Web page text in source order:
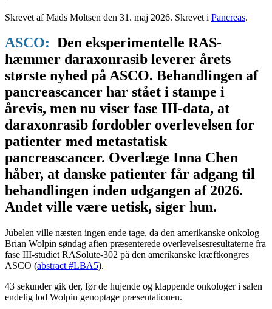
Skrevet af Mads Moltsen den 31. maj 2026. Skrevet i Pancreas.
ASCO: Den eksperimentelle RAS-
hæmmer daraxonrasib leverer årets
største nyhed på ASCO. Behandlingen af
pancreascancer har stået i stampe i
årevis, men nu viser fase III-data, at
daraxonrasib fordobler overlevelsen for
patienter med metastatisk
pancreascancer. Overlæge Inna Chen
håber, at danske patienter får adgang til
behandlingen inden udgangen af 2026.
Andet ville være uetisk, siger hun.
Jubelen ville næsten ingen ende tage, da den amerikanske onkolog
Brian Wolpin søndag aften præsenterede overlevelsesresultaterne fra
fase III-studiet RASolute-302 på den amerikanske kræftkongres
ASCO (abstract #LBA5).
43 sekunder gik der, før de hujende og klappende onkologer i salen
endelig lod Wolpin genoptage præsentationen.